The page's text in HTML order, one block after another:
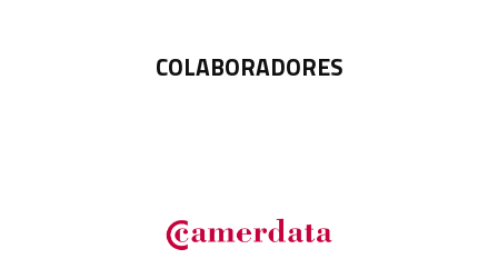
COLABORADORES